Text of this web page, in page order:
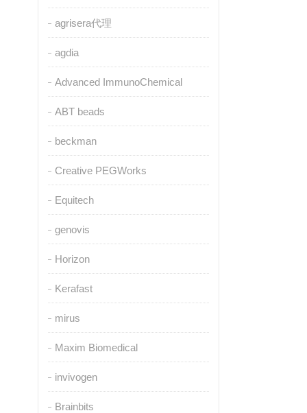
agrisera代理
agdia
Advanced ImmunoChemical
ABT beads
beckman
Creative PEGWorks
Equitech
genovis
Horizon
Kerafast
mirus
Maxim Biomedical
invivogen
Brainbits